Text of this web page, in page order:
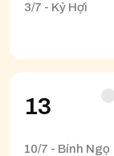
3/7 - Kỷ Hợi
13
10/7 - Bính Ngọ